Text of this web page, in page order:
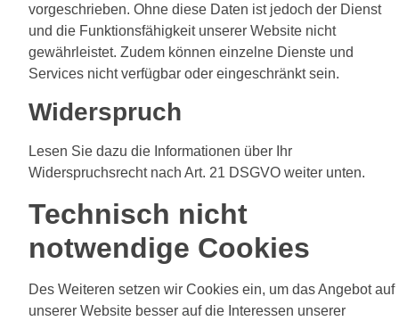
vorgeschrieben. Ohne diese Daten ist jedoch der Dienst
und die Funktionsfähigkeit unserer Website nicht
gewährleistet. Zudem können einzelne Dienste und
Services nicht verfügbar oder eingeschränkt sein.
Widerspruch
Lesen Sie dazu die Informationen über Ihr
Widerspruchsrecht nach Art. 21 DSGVO weiter unten.
Technisch nicht
notwendige Cookies
Des Weiteren setzen wir Cookies ein, um das Angebot auf
unserer Website besser auf die Interessen unserer